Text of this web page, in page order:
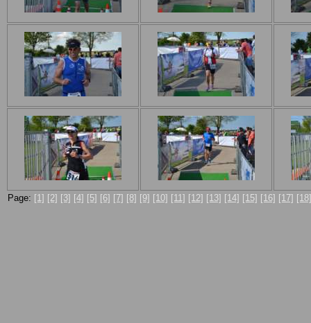
Page: [1] [2] [3] [4] [5] [6] [7] [8] [9] [10] [11] [12] [13] [14] [15] [16] [17] [18]